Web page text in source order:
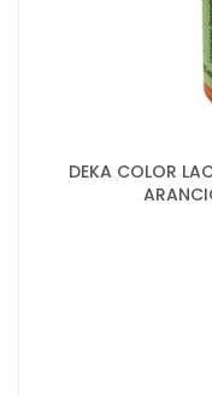
DEKA COLOR